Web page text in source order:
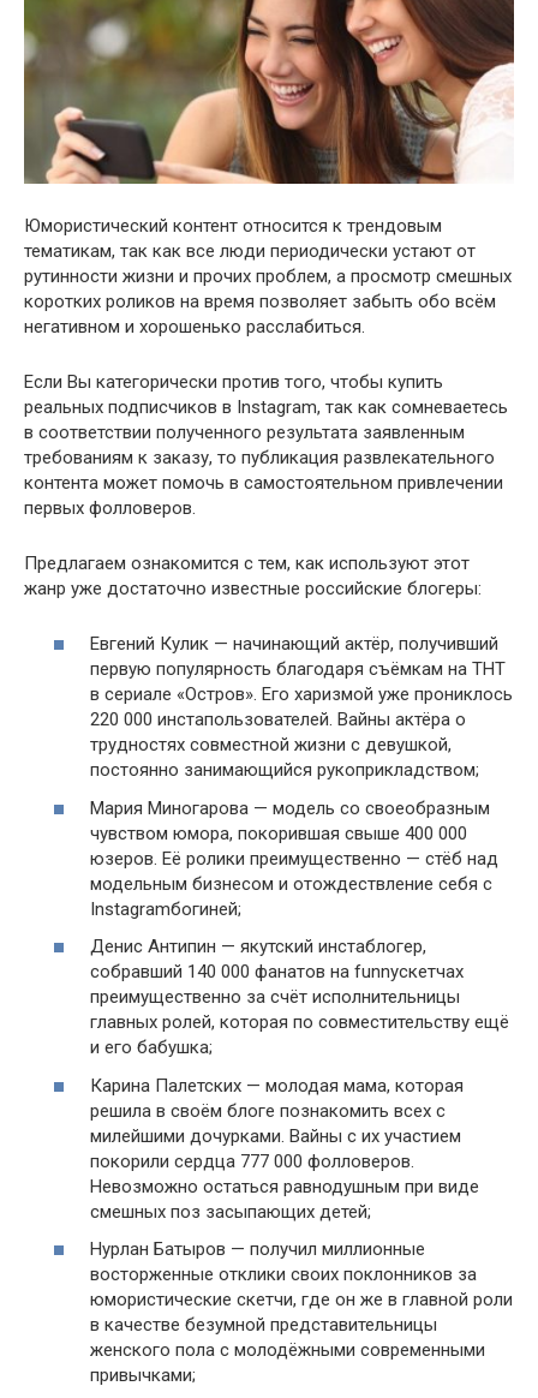
Юмористический контент относится к трендовым
тематикам, так как все люди периодически устают от
рутинности жизни и прочих проблем, а просмотр смешных
коротких роликов на время позволяет забыть обо всём
негативном и хорошенько расслабиться.
Если Вы категорически против того, чтобы купить
реальных подписчиков в Instagram, так как сомневаетесь
в соответствии полученного результата заявленным
требованиям к заказу, то публикация развлекательного
контента может помочь в самостоятельном привлечении
первых фолловеров.
Предлагаем ознакомится с тем, как используют этот
жанр уже достаточно известные российские блогеры:
Евгений Кулик — начинающий актёр, получивший
первую популярность благодаря съёмкам на ТНТ
в сериале «Остров». Его харизмой уже прониклось
220 000 инстапользователей. Вайны актёра о
трудностях совместной жизни с девушкой,
постоянно занимающийся рукоприкладством;
Мария Миногарова — модель со своеобразным
чувством юмора, покорившая свыше 400 000
юзеров. Её ролики преимущественно — стёб над
модельным бизнесом и отождествление себя с
Instagramбогиней;
Денис Антипин — якутский инстаблогер,
собравший 140 000 фанатов на funnyскетчах
преимущественно за счёт исполнительницы
главных ролей, которая по совместительству ещё
и его бабушка;
Карина Палетских — молодая мама, которая
решила в своём блоге познакомить всех с
милейшими дочурками. Вайны с их участием
покорили сердца 777 000 фолловеров.
Невозможно остаться равнодушным при виде
смешных поз засыпающих детей;
Нурлан Батыров — получил миллионные
восторженные отклики своих поклонников за
юмористические скетчи, где он же в главной роли
в качестве безумной представительницы
женского пола с молодёжными современными
привычками;